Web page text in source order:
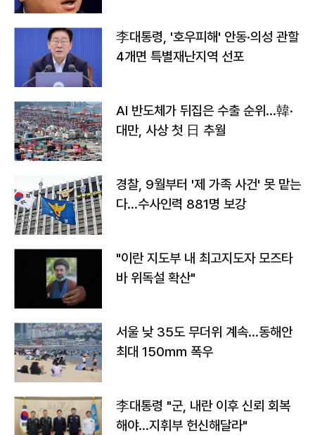
李대통령, '호우피해' 안동·의성 관할
4개면 특별재난지역 선포
AI 반도체가 뒤집은 수출 순위…韓·
대만, 사상 첫 日 추월
경찰, 9월부터 '제 가족 사건' 못 맡는
다…수사인력 881명 보강
"이란 지도부 내 최고지도자 모즈타
바 위독설 확산"
서울 낮 35도 무더위 계속…동해안
최대 150㎜ 폭우
李대통령 "군, 내란 이후 신뢰 회복
해야…지휘부 헌신해달라"